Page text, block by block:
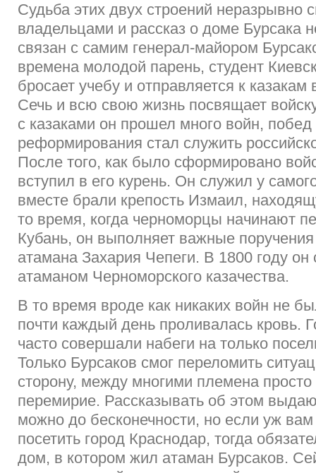
Судьба этих двух строений неразрывно
владельцами и рассказ о доме Бурсака
связан с самим генерал-майором
времена молодой парень, студент
бросает учебу и отправляется к
Сечь и всю свою жизнь посвящает
с казаками он прошел много войн,
реформирования стал служить
После того, как было сформировано
вступил в его курень. Он служил у
вместе брали крепость Измаил,
то время, когда черноморцы начинают
Кубань, он выполняет важные
атамана Захария Чепеги. В 1800 году он
атаманом Черноморского казачества.
В то время вроде как никаких войн не
почти каждый день проливалась кровь.
часто совершали набеги на только
Только Бурсаков смог переломить
сторону, между многими племена
перемирие. Рассказывать об этом
можно до бесконечности, но если уж вам
посетить город Краснодар, тогда
дом, в котором жил атаман Бурсаков.